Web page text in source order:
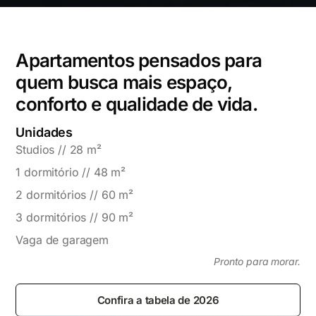
Apartamentos pensados para
quem busca mais espaço,
conforto e qualidade de vida.
Unidades
Studios // 28 m²
1 dormitório // 48 m²
2 dormitórios // 60 m²
3 dormitórios // 90 m²
Vaga de garagem
Pronto para morar.
Confira a tabela de 2026